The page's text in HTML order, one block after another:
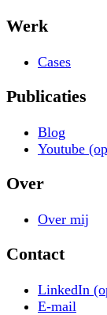
Werk
Cases
Publicaties
Blog
Youtube
Over
Over mij
Contact
LinkedIn
E-mail